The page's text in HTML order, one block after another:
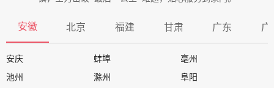
安徽 北京 福建 甘肃 广东 广
安庆 蚌埠
亳州
池州
滁州
阜阳